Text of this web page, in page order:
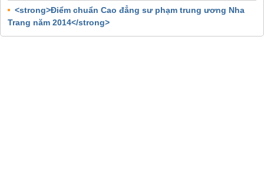
<strong>Điểm chuẩn Cao đẳng sư phạm trung ương Nha
Trang năm 2014</strong>